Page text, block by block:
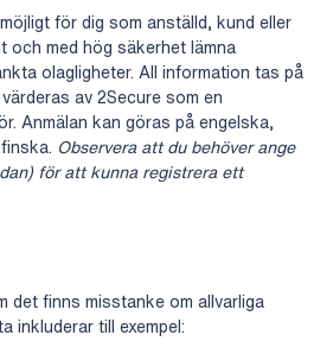
för dig som anställd, kund eller
och med hög säkerhet lämna
olagligheter. All information tas på
av 2Secure som en
Anmälan kan göras på engelska,
Observera att du behöver ange
för att kunna registrera ett
det finns misstanke om allvarliga
inkluderar till exempel: